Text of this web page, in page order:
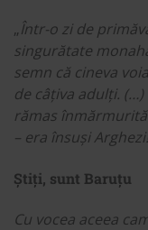
„Într-o zi de
singurătate
semn că cineva
de câțiva adulți.
rămas
– era însuși Arghezi!
Știți, sunt Baruțu
Cu vocea aceea